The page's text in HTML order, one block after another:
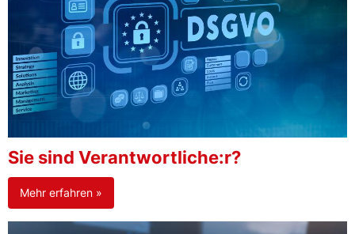
Sie sind Verantwortliche:r?
Mehr erfahren »